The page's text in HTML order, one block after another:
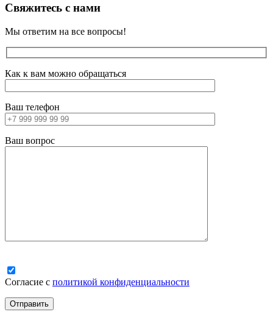
Свяжитесь с нами
Мы ответим на все вопросы!
Как к вам можно обращаться
Ваш телефон
Ваш вопрос
Согласие с политикой конфиденциальности